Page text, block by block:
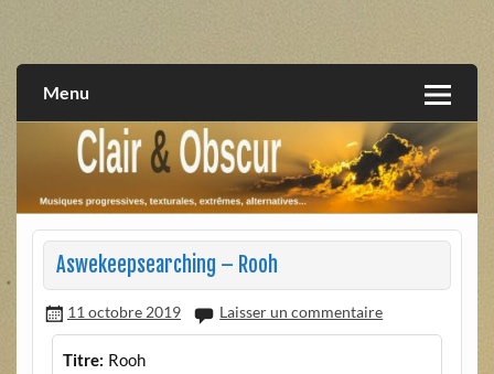
extrêmes, alternatives, texturales
Menu
Aswekeepsearching – Rooh
11 octobre 2019 Laisser un commentaire
Titre: Rooh